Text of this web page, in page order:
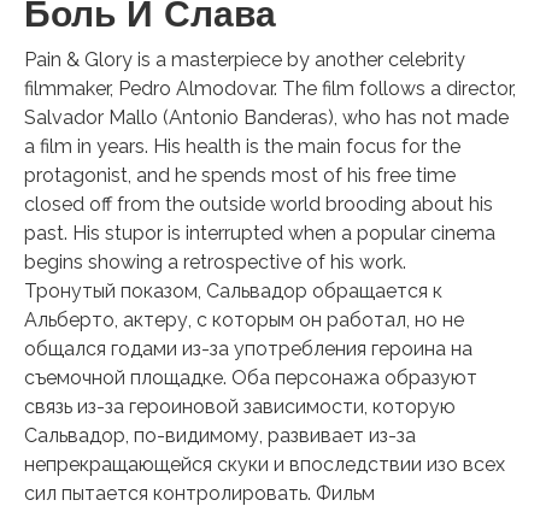
Боль И Слава
Pain & Glory is a masterpiece by another celebrity
filmmaker, Pedro Almodovar. The film follows a director,
Salvador Mallo (Antonio Banderas), who has not made
a film in years. His health is the main focus for the
protagonist, and he spends most of his free time
closed off from the outside world brooding about his
past. His stupor is interrupted when a popular cinema
begins showing a retrospective of his work.
Тронутый показом, Сальвадор обращается к
Альберто, актеру, с которым он работал, но не
общался годами из-за употребления героина на
съемочной площадке. Оба персонажа образуют
связь из-за героиновой зависимости, которую
Сальвадор, по-видимому, развивает из-за
непрекращающейся скуки и впоследствии изо всех
сил пытается контролировать. Фильм